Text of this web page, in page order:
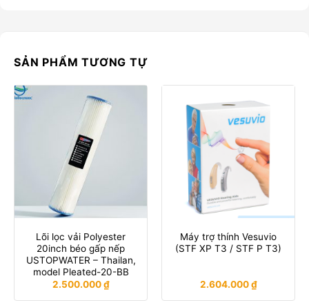
SẢN PHẨM TƯƠNG TỰ
Lõi lọc vải Polyester
20inch béo gấp nếp
USTOPWATER – Thailan,
model Pleated-20-BB
2.500.000₫
Máy trợ thính Vesuvio
(STF XP T3 / STF P T3)
2.604.000₫